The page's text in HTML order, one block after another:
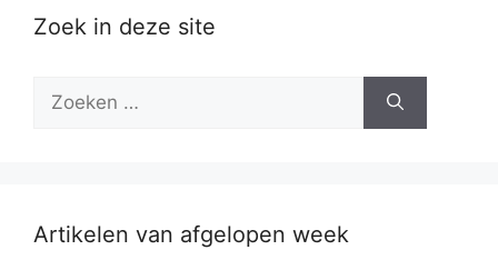
Zoek in deze site
Zoek
Artikelen van afgelopen week